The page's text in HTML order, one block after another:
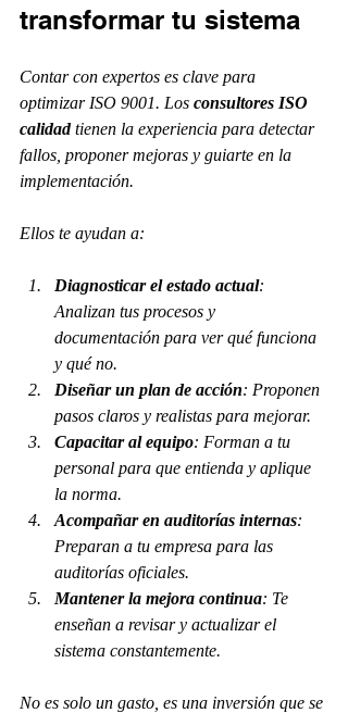
transformar tu sistema
Contar con expertos es clave para
optimizar ISO 9001. Los consultores ISO
calidad tienen la experiencia para detectar
fallos, proponer mejoras y guiarte en la
implementación.
Ellos te ayudan a:
Diagnosticar el estado actual:
Analizan tus procesos y
documentación para ver qué funciona
y qué no.
Diseñar un plan de acción: Proponen
pasos claros y realistas para mejorar.
Capacitar al equipo: Forman a tu
personal para que entienda y aplique
la norma.
Acompañar en auditorías internas:
Preparan a tu empresa para las
auditorías oficiales.
Mantener la mejora continua: Te
enseñan a revisar y actualizar el
sistema constantemente.
No es solo un gasto, es una inversión que se